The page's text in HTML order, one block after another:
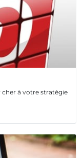
à votre stratégie